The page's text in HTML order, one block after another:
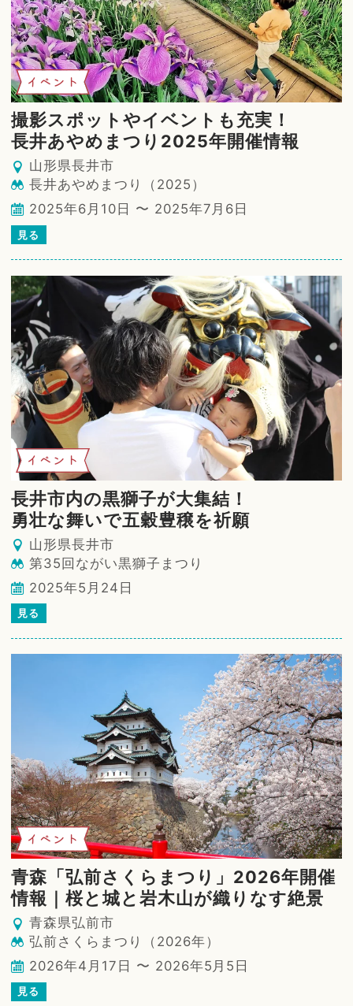
イベント
撮影スポットやイベントも充実！
長井あやめまつり2025年開催情報
山形県長井市
長井あやめまつり（2025）
2025年6月10日 〜 2025年7月6日
見る
イベント
長井市内の黒獅子が大集結！
勇壮な舞いで五穀豊穣を祈願
山形県長井市
第35回ながい黒獅子まつり
2025年5月24日
見る
イベント
青森「弘前さくらまつり」2026年開催
情報｜桜と城と岩木山が織りなす絶景
青森県弘前市
弘前さくらまつり（2026年）
2026年4月17日 〜 2026年5月5日
見る